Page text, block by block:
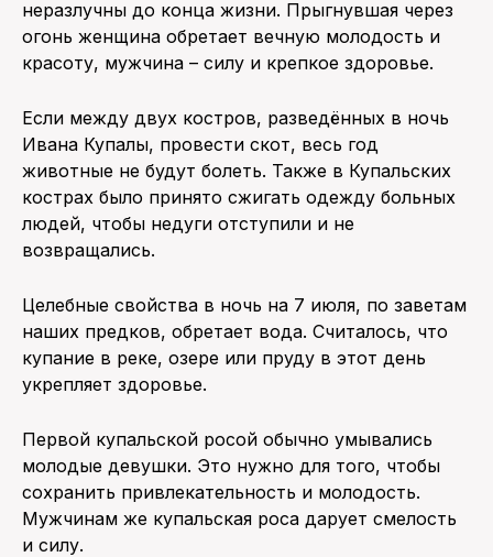
неразлучны до конца жизни. Прыгнувшая через
огонь женщина обретает вечную молодость и
красоту, мужчина – силу и крепкое здоровье.
Если между двух костров, разведённых в ночь
Ивана Купалы, провести скот, весь год
животные не будут болеть. Также в Купальских
кострах было принято сжигать одежду больных
людей, чтобы недуги отступили и не
возвращались.
Целебные свойства в ночь на 7 июля, по заветам
наших предков, обретает вода. Считалось, что
купание в реке, озере или пруду в этот день
укрепляет здоровье.
Первой купальской росой обычно умывались
молодые девушки. Это нужно для того, чтобы
сохранить привлекательность и молодость.
Мужчинам же купальская роса дарует смелость
и силу.